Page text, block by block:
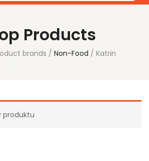
Products
brands Non-Food Katrin
produktu